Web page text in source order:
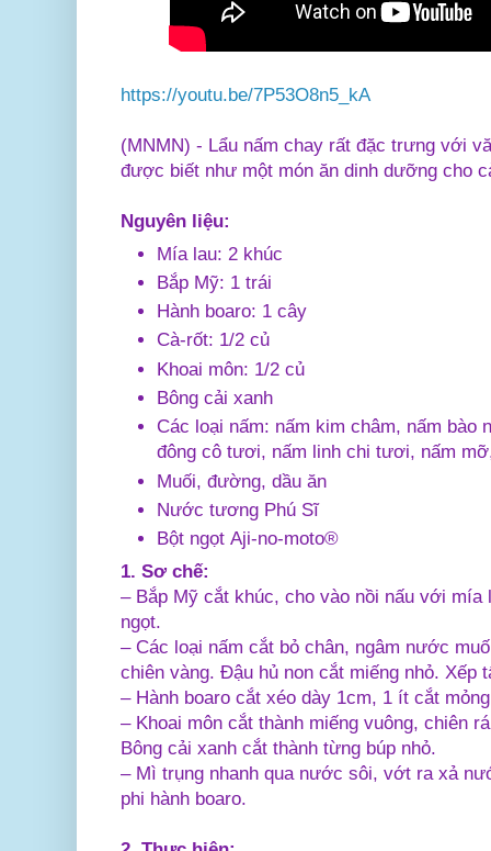
https://youtu.be/7P53O8n5_kA
(MNMN) - Lẩu nấm chay rất đặc trưng với
được biết như một món ăn dinh dưỡng cho
Nguyên liệu:
Mía lau: 2 khúc
Bắp Mỹ: 1 trái
Hành boaro: 1 cây
Cà-rốt: 1/2 củ
Khoai môn: 1/2 củ
Bông cải xanh
Các loại nấm: nấm kim châm, nấm bào
đông cô tươi, nấm linh chi tươi, nấm
Muối, đường, dầu ăn
Nước tương Phú Sĩ
Bột ngọt Aji-no-moto®
1. Sơ chế:
– Bắp Mỹ cắt khúc, cho vào nồi nấu với
ngọt.
– Các loại nấm cắt bỏ chân, ngâm nước
chiên vàng. Đậu hủ non cắt miếng nhỏ. Xếp
– Hành boaro cắt xéo dày 1cm, 1 ít cắt
– Khoai môn cắt thành miếng vuông, chiên
Bông cải xanh cắt thành từng búp nhỏ.
– Mì trụng nhanh qua nước sôi, vớt ra xả
phi hành boaro.